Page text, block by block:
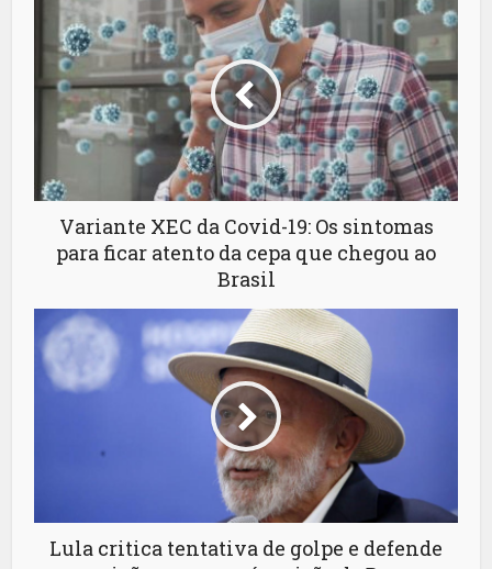
Variante XEC da Covid-19: Os sintomas
para ficar atento da cepa que chegou ao
Brasil
Lula critica tentativa de golpe e defende